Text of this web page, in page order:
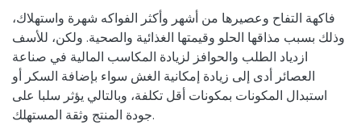
فاكهة التفاح وعصيرها من أشهر وأكثر الفواكه شهرة واستهلاك،
وذلك بسبب مذاقها الحلو وقيمتها الغذائية والصحية. ولكن، للأسف
ازدياد الطلب والحوافز لزيادة المكاسب المالية في صناعة
العصائر أدى إلى زيادة إمكانية الغش سواء بإضافة السكر أو
استبدال المكونات بمكونات أقل تكلفة، وبالتالي يؤثر سلبا على
جودة المنتج وثقة المستهلك.